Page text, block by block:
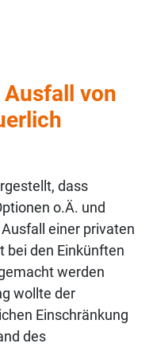
von
dass
o.Ä. und
einer privaten
bei den Einkünften
werden
wollte der
Einschränkung
des